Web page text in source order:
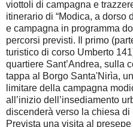
viottoli di campagna e
itinerario di “Modica, a dorso
e campagna in programma
percorsi previsti. Il primo
turistico di corso Umberto
quartiere Sant’Andrea, sulla
tappa al Borgo Santa'Nirìa,
limitare della campagna
all’inizio dell’insediamento
discenderà verso la chiesa
Prevista una visita al